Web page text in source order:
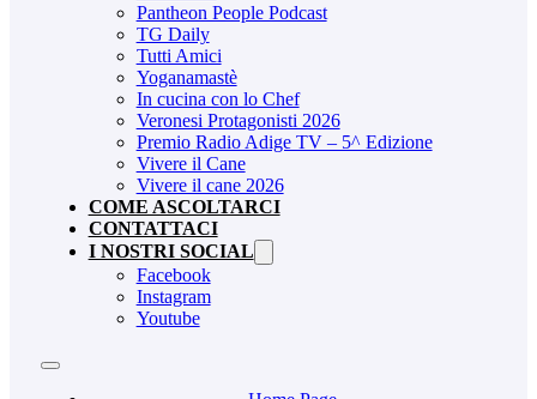
Pantheon People Podcast
TG Daily
Tutti Amici
Yoganamastè
In cucina con lo Chef
Veronesi Protagonisti 2026
Premio Radio Adige TV – 5^ Edizione
Vivere il Cane
Vivere il cane 2026
COME ASCOLTARCI
CONTATTACI
I NOSTRI SOCIAL
Facebook
Instagram
Youtube